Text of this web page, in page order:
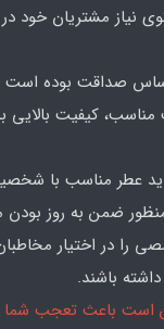
نیاز مشتریان خود در
اساس صداقت بوده
مناسب، کیفیت
عطر مناسب با
ضمن به روز
را در اختیار
باشند.
است باعث تعجب